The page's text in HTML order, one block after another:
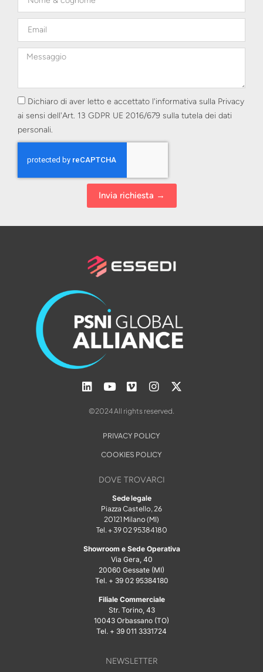
Dichiaro di aver letto e accettato l'informativa sulla Privacy
ai sensi dell'Art. 13 GDPR UE 2016/679 sulla tutela dei dati
personali.
Invia richiesta →
©2024 All rights reserved.
PRIVACY POLICY
COOKIES POLICY
DOVE TROVARCI
Sede legale
Piazza Castello, 26
20121 Milano (MI)
Tel. + 39 02 95384180
Showroom e Sede Operativa
Via Gera, 40
20060 Gessate (MI)
Tel. + 39 02 95384180
Filiale Commerciale
Str. Torino, 43
10043 Orbassano (TO)
Tel. + 39 011 3331724
NEWSLETTER